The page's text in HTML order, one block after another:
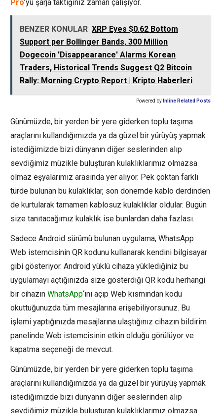
Pro’yu şarja taktığınız zaman çalışıyor.
BENZER KONULAR XRP Eyes $0.62 Bottom
Support per Bollinger Bands, 300 Million
Dogecoin 'Disappearance' Alarms Korean
Traders, Historical Trends Suggest Q2 Bitcoin
Rally: Morning Crypto Report | Kripto Haberleri
Powered by Inline Related Posts
Günümüzde, bir yerden bir yere giderken toplu taşıma
araçlarını kullandığımızda ya da güzel bir yürüyüş yapmak
istediğimizde bizi dünyanın diğer seslerinden alıp
sevdiğimiz müzikle buluşturan kulaklıklarımız olmazsa
olmaz eşyalarımız arasında yer alıyor. Pek çoktan farklı
türde bulunan bu kulaklıklar, son dönemde kablo derdinden
de kurtularak tamamen kablosuz kulaklıklar oldular. Bugün
size tanıtacağımız kulaklık ise bunlardan daha fazlası.
Sadece Android sürümü bulunan uygulama, WhatsApp
Web istemcisinin QR kodunu kullanarak kendini bilgisayar
gibi gösteriyor. Android yüklü cihaza yüklediğiniz bu
uygulamayı açtığınızda size gösterdiği QR kodu herhangi
bir cihazın WhatsApp‘ını açıp Web kısmından kodu
okuttuğunuzda tüm mesajlarına erişebiliyorsunuz. Bu
işlemi yaptığınızda mesajlarına ulaştığınız cihazın bildirim
panelinde Web istemcisinin etkin olduğu görülüyor ve
kapatma seçeneği de mevcut.
Günümüzde, bir yerden bir yere giderken toplu taşıma
araçlarını kullandığımızda ya da güzel bir yürüyüş yapmak
istediğimizde bizi dünyanın diğer seslerinden alıp
sevdiğimiz müzikle buluşturan kulaklıklarımız olmazsa